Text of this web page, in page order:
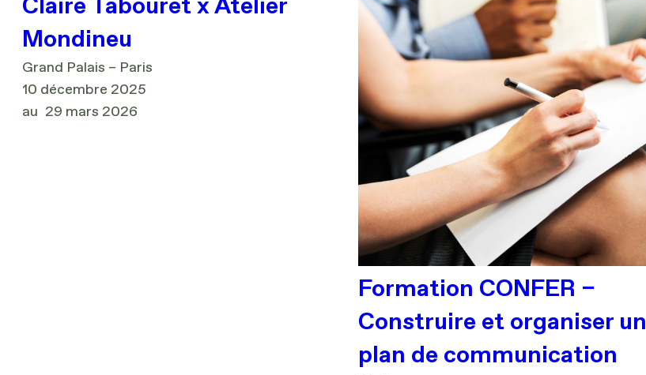
Claire Tabouret x Atelier
Mondineu
Grand Palais – Paris
10 décembre 2025
au
29 mars 2026
Formation CONFER –
Construire et organiser un
plan de communication